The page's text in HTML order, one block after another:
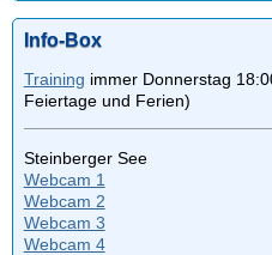
Info-Box
Training immer Donnerstag
Feiertage und Ferien)
Steinberger See
Webcam 1
Webcam 2
Webcam 3
Webcam 4